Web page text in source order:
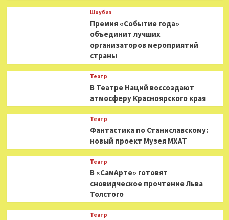
Шоубиз
Премия «Событие года»
объединит лучших
организаторов мероприятий
страны
Театр
В Театре Наций воссоздают
атмосферу Красноярского края
Театр
Фантастика по Станиславскому:
новый проект Музея МХАТ
Театр
В «СамАрте» готовят
сновидческое прочтение Льва
Толстого
Театр